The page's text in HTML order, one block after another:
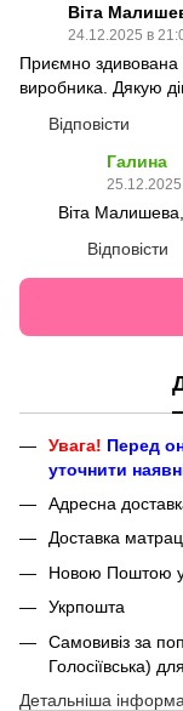
Віта
24.12.2025 в
Приємно здивована
виробника. Дякую
Відповісти
Галина
Віта Малишева,
Відповісти
Увага! Перед
уточнити
Адресна
Доставка
Новою Поштою у
Укрпошта
Самовивіз за
Голосіївська)
Детальніша